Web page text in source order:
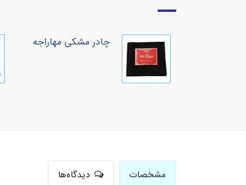
چادر مشکی مهاراجه
مشخصات دیدگاه‌ها